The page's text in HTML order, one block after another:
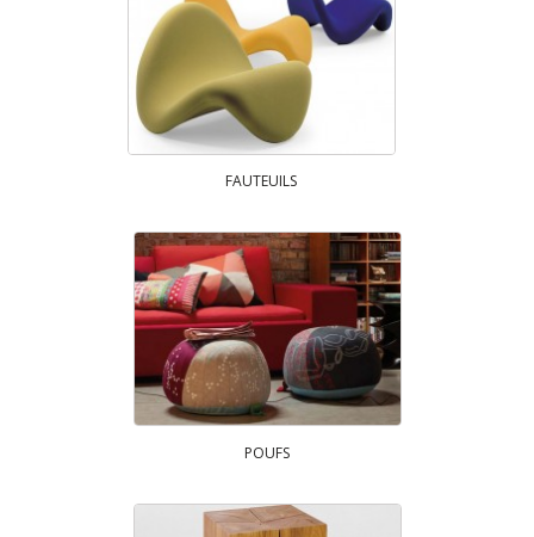
FAUTEUILS
POUFS